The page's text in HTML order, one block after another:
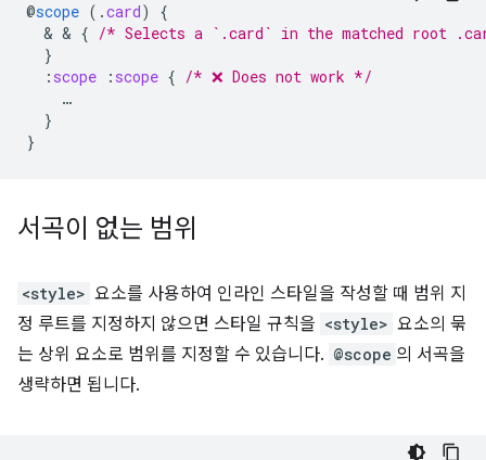
@scope ( .card)
{
  & &
{ /* Selects a `.card` in the matched root
}
: scope : scope { /* ❌ Does not work */
…
}
}
서곡이 없는 범위
<style> 요소를 사용하여 인라인 스타일을 작성할 때 범위 지
정 루트를 지정하지 않으면 스타일 규칙을 <style> 요소의 묶
는 상위 요소로 범위를 지정할 수 있습니다. @scope 의 서곡을
생략하면 됩니다.